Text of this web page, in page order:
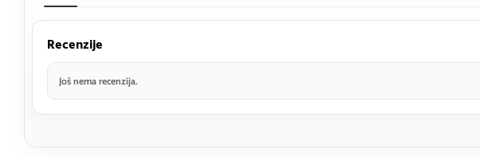
Recenzije
Još nema recenzija.